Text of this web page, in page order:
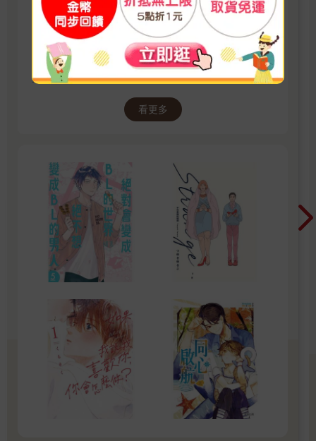
【東販PURE】東販熱門BL百
選！
東販熱門BL作品百選！探索者系列、百與卍、湛
藍色的愛戀，還有這些那些，全部都在這裡！
看更多